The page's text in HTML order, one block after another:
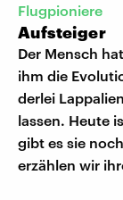
Flugpioniere
Aufsteiger
Der Mensch
ihm die
derlei
lassen. Heute
gibt es sie
erzählen wir